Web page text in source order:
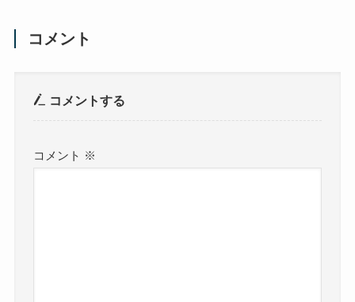
コメント
コメントする
コメント ※